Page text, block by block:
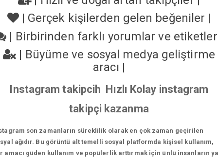
| Gerçek kişilerden gelen beğeniler |
| Birbirinden farklı yorumlar ve
| Büyüme ve sosyal medya geliştirme
aracı |
Instagram takipcih Hızlı Kolay instagram
takipçi kazanma
son zamanların süreklilik olarak en çok zaman geçirilen
ağıdır. Bu görüntü alt temelli sosyal platformda kişisel kullanım,
amacı güden kullanım ve popülerlik arttırmak için ünlü insanların